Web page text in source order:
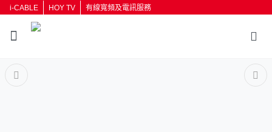
i-CABLE HOY TV 有線寬頻及電訊服務